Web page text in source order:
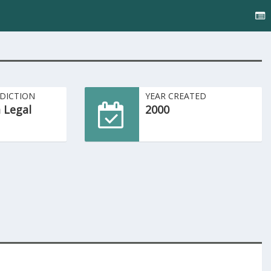
Legal
YEAR CREATED
2000